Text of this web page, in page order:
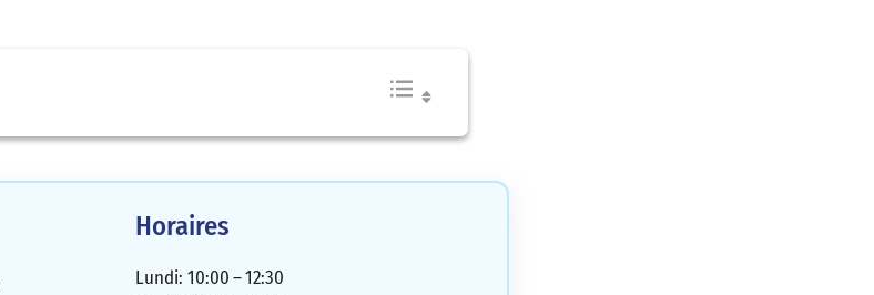
Horaires
Lundi: 10:00 – 12:30